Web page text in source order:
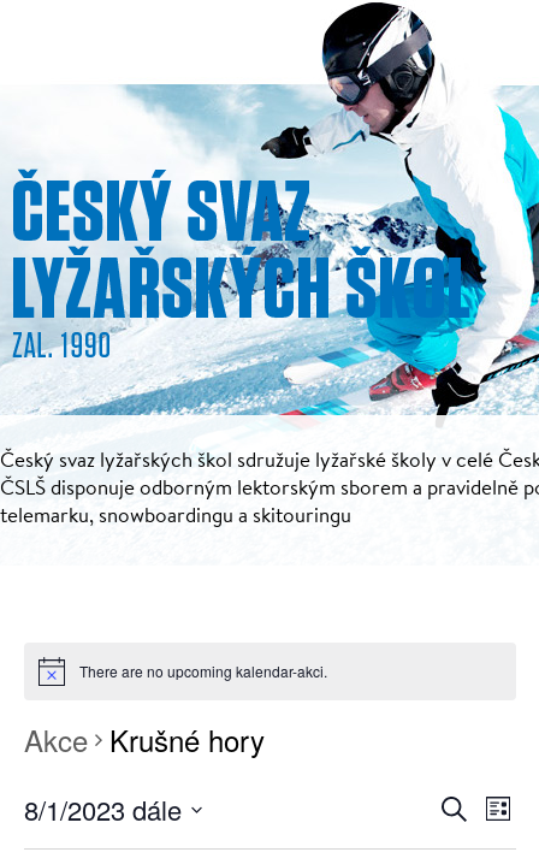
Český svaz lyžařských škol sdružuje lyžařské školy v celé
ČSLŠ disponuje odborným lektorským sborem a pravidelně
telemarku, snowboardingu a skitouringu
There are no upcoming kalendar-akci.
Akce Krušné hory
PRO pro
8/1/2023 dále
Select